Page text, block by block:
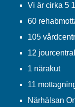
Vi är cirka 5
60
105
12
1 närakut
11
Närhälsan